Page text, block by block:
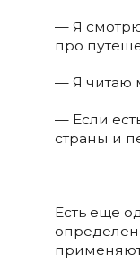
— Я
про
— Я читаю
— Если
страны и
Есть еще